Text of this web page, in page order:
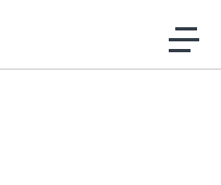
contenido